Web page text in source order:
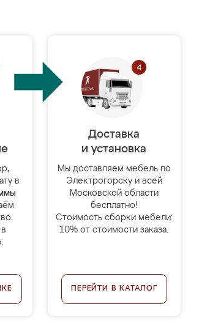
в
Доставка
и установка
Мы доставляем мебель по
Электрогорску и всей
Московской области
бесплатно!
Стоимость сборки мебели:
10% от стоимости заказа.
ПЕРЕЙТИ В КАТАЛОГ